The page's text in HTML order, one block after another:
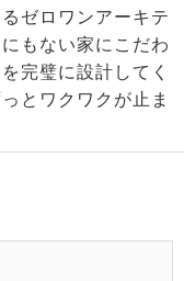
ゼロワンアーキテ
もない家にこだわ
完璧に設計してく
とワクワクが止ま